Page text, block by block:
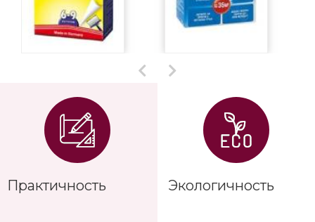
Практичность Экологичность